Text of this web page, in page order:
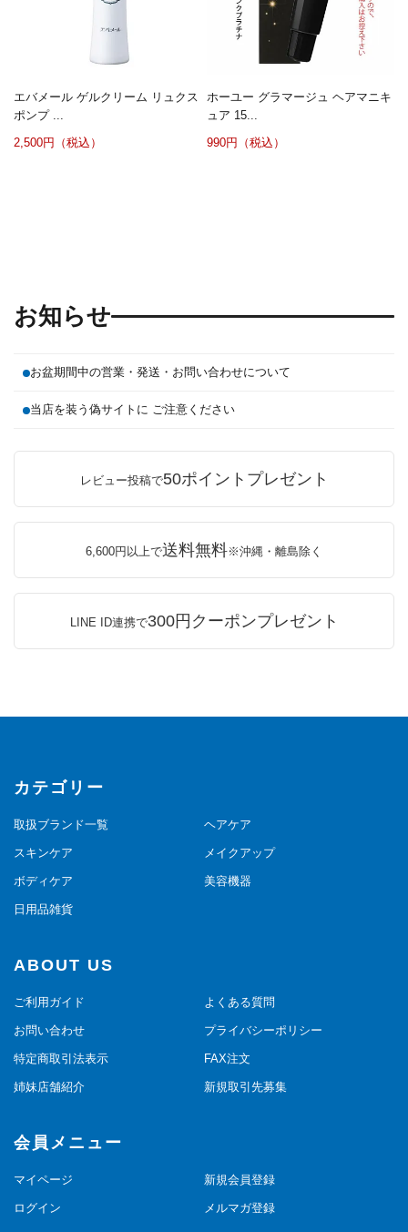
エバメール ゲルクリーム リュクス
ポンプ ...
2,500円（税込）
ホーユー グラマージュ ヘアマニキ
ュア 15...
990円（税込）
お知らせ
お盆期間中の営業・発送・お問い合わせについて
当店を装う偽サイトに ご注意ください
レビュー投稿で50ポイントプレゼント
6,600円以上で送料無料※沖縄・離島除く
LINE ID連携で300円クーポンプレゼント
カテゴリー
取扱ブランド一覧 ヘアケア
スキンケア メイクアップ
ボディケア 美容機器
日用品雑貨
ABOUT US
ご利用ガイド よくある質問
お問い合わせ プライバシーポリシー
特定商取引法表示 FAX注文
姉妹店舗紹介 新規取引先募集
会員メニュー
マイページ 新規会員登録
ログイン メルマガ登録